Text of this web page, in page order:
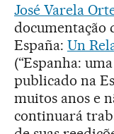
José Varela
documentação
España: Un
(“Espanha:
publicado na
muitos anos e
continuará